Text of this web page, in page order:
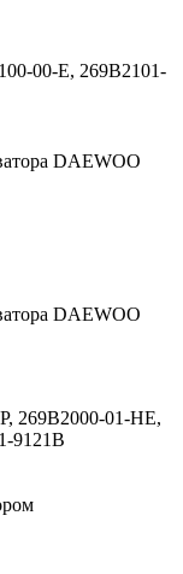
00-E, 269B2101-
DAEWOO
DAEWOO
269B2000-01-HE,
9121B